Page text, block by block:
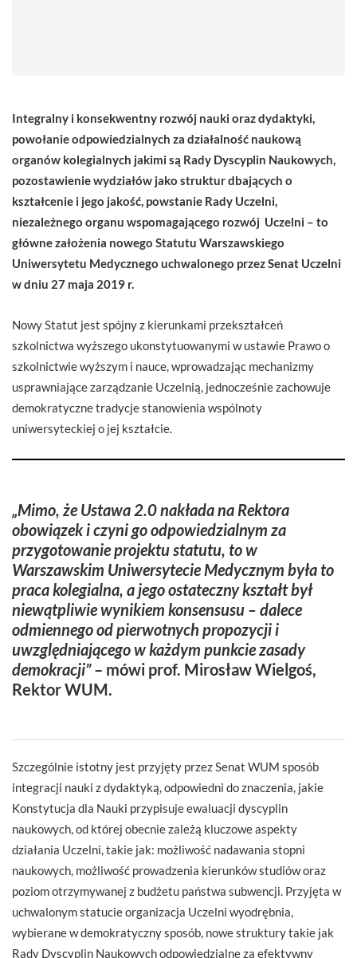
Integralny i konsekwentny rozwój nauki oraz dydaktyki,
powołanie odpowiedzialnych za działalność naukową
organów kolegialnych jakimi są Rady Dyscyplin Naukowych,
pozostawienie wydziałów jako struktur dbających o
kształcenie i jego jakość, powstanie Rady Uczelni,
niezależnego organu wspomagającego rozwój Uczelni – to
główne założenia nowego Statutu Warszawskiego
Uniwersytetu Medycznego uchwalonego przez Senat Uczelni
w dniu 27 maja 2019 r.
Nowy Statut jest spójny z kierunkami przekształceń
szkolnictwa wyższego ukonstytuowanymi w ustawie Prawo o
szkolnictwie wyższym i nauce, wprowadzając mechanizmy
usprawniające zarządzanie Uczelnią, jednocześnie zachowuje
demokratyczne tradycje stanowienia wspólnoty
uniwersyteckiej o jej kształcie.
„Mimo, że Ustawa 2.0 nakłada na Rektora
obowiązek i czyni go odpowiedzialnym za
przygotowanie projektu statutu, to w
Warszawskim Uniwersytecie Medycznym była to
praca kolegialna, a jego ostateczny kształt był
niewątpliwie wynikiem konsensusu – dalece
odmiennego od pierwotnych propozycji i
uwzględniającego w każdym punkcie zasady
demokracji”– mówi prof. Mirosław Wielgoś,
Rektor WUM.
Szczególnie istotny jest przyjęty przez Senat WUM sposób
integracji nauki z dydaktyką, odpowiedni do znaczenia, jakie
Konstytucja dla Nauki przypisuje ewaluacji dyscyplin
naukowych, od której obecnie zależą kluczowe aspekty
działania Uczelni, takie jak: możliwość nadawania stopni
naukowych, możliwość prowadzenia kierunków studiów oraz
poziom otrzymywanej z budżetu państwa subwencji. Przyjęta w
uchwalonym statucie organizacja Uczelni wyodrębnia,
wybierane w demokratyczny sposób, nowe struktury takie jak
Rady Dyscyplin Naukowych odpowiedzialne za efektywny